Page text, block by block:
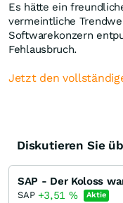
Es hätte ein
vermeintliche
Softwarekonzern
Fehlausbruch.
Jetzt den
Diskutieren Sie
SAP - Der Koloss
SAP +3,51 % Aktie